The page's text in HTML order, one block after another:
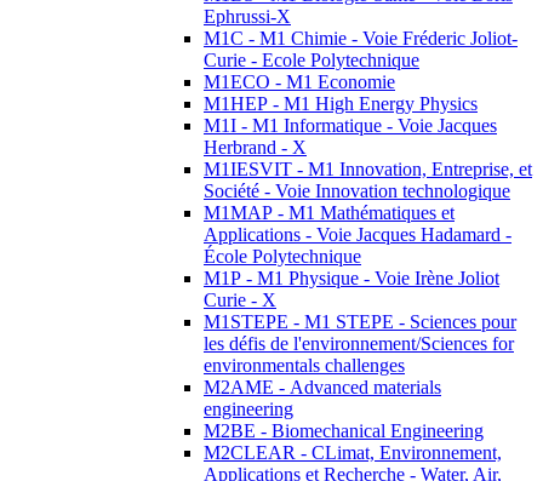
Ephrussi-X
M1C - M1 Chimie - Voie Fréderic Joliot-
Curie - Ecole Polytechnique
M1ECO - M1 Economie
M1HEP - M1 High Energy Physics
M1I - M1 Informatique - Voie Jacques
Herbrand - X
M1IESVIT - M1 Innovation, Entreprise, et
Société - Voie Innovation technologique
M1MAP - M1 Mathématiques et
Applications - Voie Jacques Hadamard -
École Polytechnique
M1P - M1 Physique - Voie Irène Joliot
Curie - X
M1STEPE - M1 STEPE - Sciences pour
les défis de l'environnement/Sciences for
environmentals challenges
M2AME - Advanced materials
engineering
M2BE - Biomechanical Engineering
M2CLEAR - CLimat, Environnement,
Applications et Recherche - Water, Air,